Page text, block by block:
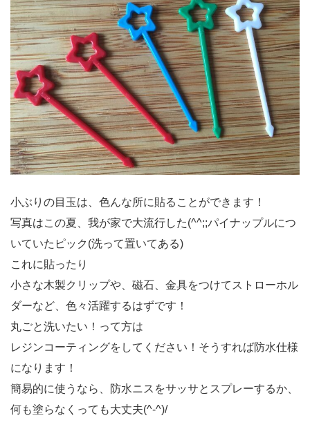
小ぶりの目玉は、色んな所に貼ることができます！
写真はこの夏、我が家で大流行した(^^;;パイナップルにつ
いていたピック(洗って置いてある)
これに貼ったり
小さな木製クリップや、磁石、金具をつけてストローホル
ダーなど、色々活躍するはずです！
丸ごと洗いたい！って方は
レジンコーティングをしてください！そうすれば防水仕様
になります！
簡易的に使うなら、防水ニスをサッサとスプレーするか、
何も塗らなくっても大丈夫(^-^)/